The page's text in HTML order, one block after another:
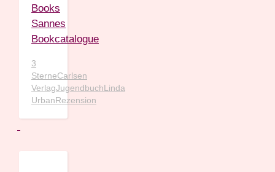
Books
Sannes
Bookcatalogue
3
SterneCarlsen
VerlagJugendbuchLinda
UrbanRezension